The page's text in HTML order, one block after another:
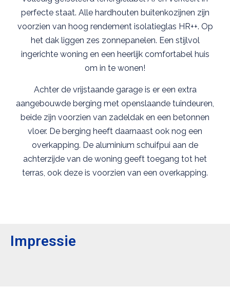
perfecte staat. Alle hardhouten buitenkozijnen zijn
voorzien van hoog rendement isolatieglas HR++. Op
het dak liggen zes zonnepanelen. Een stijlvol
ingerichte woning en een heerlijk comfortabel huis
om in te wonen!
Achter de vrijstaande garage is er een extra
aangebouwde berging met openslaande tuindeuren,
beide zijn voorzien van zadeldak en een betonnen
vloer. De berging heeft daarnaast ook nog een
overkapping. De aluminium schuifpui aan de
achterzijde van de woning geeft toegang tot het
terras, ook deze is voorzien van een overkapping.
Impressie